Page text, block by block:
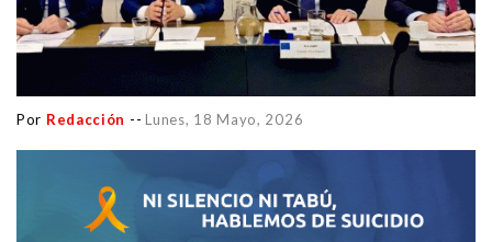
Por Redacción -- Lunes, 18 Mayo, 2026